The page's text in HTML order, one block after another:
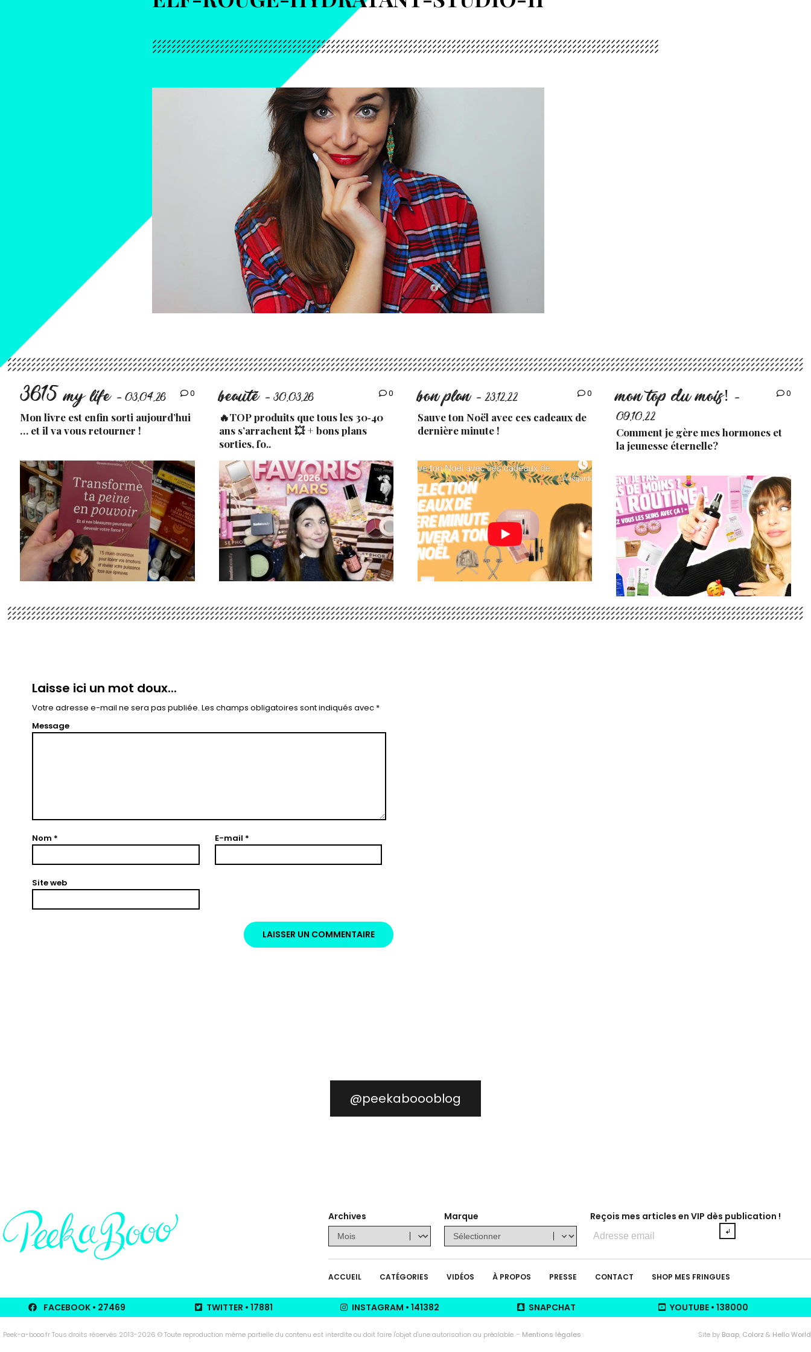
3615 my life - 03.04.26 0
Mon livre est enfin sorti aujourd’hui
… et il va vous retourner !
beauté - 30.03.26 0
🔥TOP produits que tous les 30‑40
ans s’arrachent 💥 + bons plans
sorties, fo..
bon plan - 23.12.22 0
Sauve ton Noël avec ces cadeaux de
dernière minute !
mon top du mois! -
09.10.22
0
Comment je gère mes hormones et
la jeunesse éternelle?
Laisse ici un mot doux...
Votre adresse e-mail ne sera pas publiée. Les champs obligatoires sont indiqués avec *
Message
Nom * E-mail *
Site web
@peekaboooblog
Archives Marque
Reçois mes articles en VIP dès publication !
Adresse
e-
ACCUEIL CATÉGORIES VIDÉOS À PROPOS PRESSE CONTACT SHOP MES FRINGUES
FACEBOOK • 27469 TWITTER • 17881 INSTAGRAM •141382 SNAPCHAT YOUTUBE• 138000
Peek-a-booo.fr Tous droits réservés 2013-2026 © Toute reproduction même partielle du contenu est interdite ou doit faire l'objet d'une autorisation au préalable. - Mentions légales Site by Baap, Colorz & Hello World